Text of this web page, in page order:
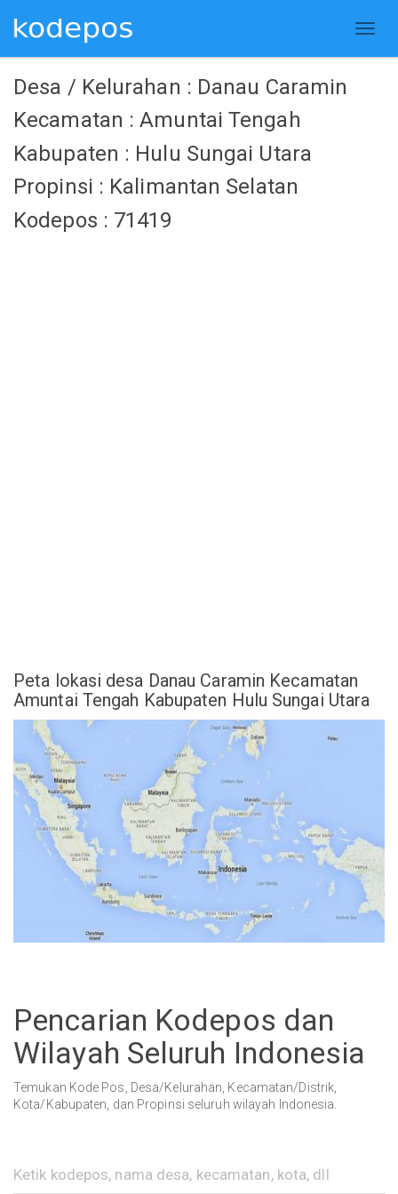
Desa / Kelurahan : Danau Caramin
Kecamatan : Amuntai Tengah
Kabupaten : Hulu Sungai Utara
Propinsi : Kalimantan Selatan
Kodepos : 71419
Peta lokasi desa Danau Caramin Kecamatan
Amuntai Tengah Kabupaten Hulu Sungai Utara
Pencarian Kodepos dan
Wilayah Seluruh Indonesia
Temukan Kode Pos, Desa/Kelurahan, Kecamatan/Distrik,
Kota/Kabupaten, dan Propinsi seluruh wilayah Indonesia.